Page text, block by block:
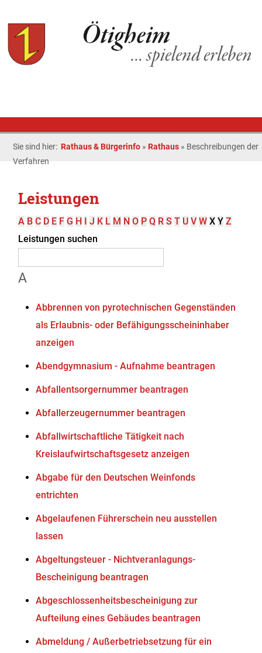
Sie sind hier: Rathaus & Bürgerinfo » Rathaus » Beschreibungen der
Verfahren
Leistungen
A B C D E F G H I J K L M N O P Q R S T U V W X Y Z
Leistungen suchen
A
Abbrennen von pyrotechnischen Gegenständen
als Erlaubnis- oder Befähigungsscheininhaber
anzeigen
Abendgymnasium - Aufnahme beantragen
Abfallentsorgernummer beantragen
Abfallerzeugernummer beantragen
Abfallwirtschaftliche Tätigkeit nach
Kreislaufwirtschaftsgesetz anzeigen
Abgabe für den Deutschen Weinfonds
entrichten
Abgelaufenen Führerschein neu ausstellen
lassen
Abgeltungsteuer - Nichtveranlagungs-
Bescheinigung beantragen
Abgeschlossenheitsbescheinigung zur
Aufteilung eines Gebäudes beantragen
Abmeldung / Außerbetriebsetzung für ein